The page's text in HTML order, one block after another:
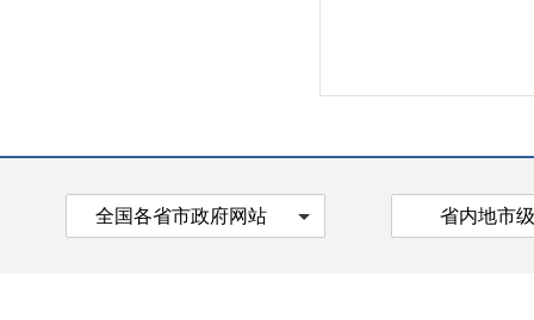
全国各省市政府网站 省内地市